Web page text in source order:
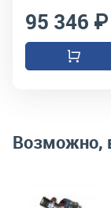
95 346 ₽
Возможно,